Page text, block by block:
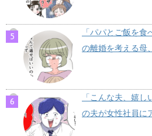
「パパとご飯を
の離婚を考える母
「こんな夫、嬉
の夫が女性社員に